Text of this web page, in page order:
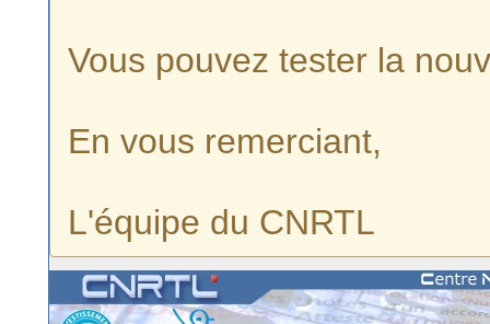
Vous pouvez tester la
En vous remerciant,
L'équipe du CNRTL